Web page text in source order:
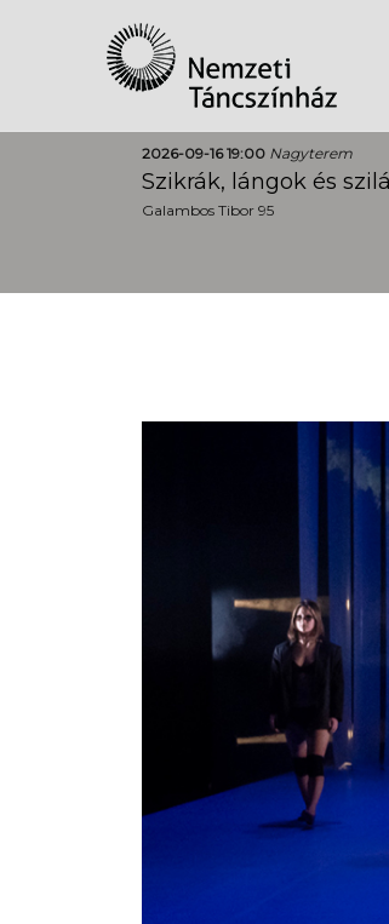
2026-09-16 19:00 Nagyterem
Szikrák, lángok és
Galambos Tibor 95